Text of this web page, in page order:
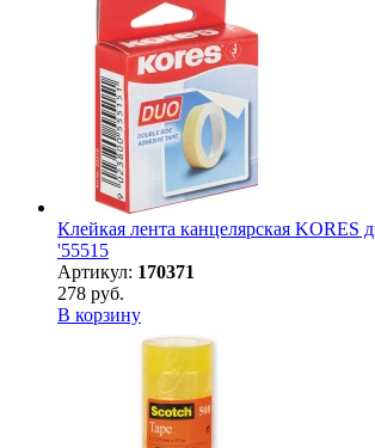
Клейкая лента канцелярская KORES
'55515
Артикул: 170371
278 руб.
В корзину